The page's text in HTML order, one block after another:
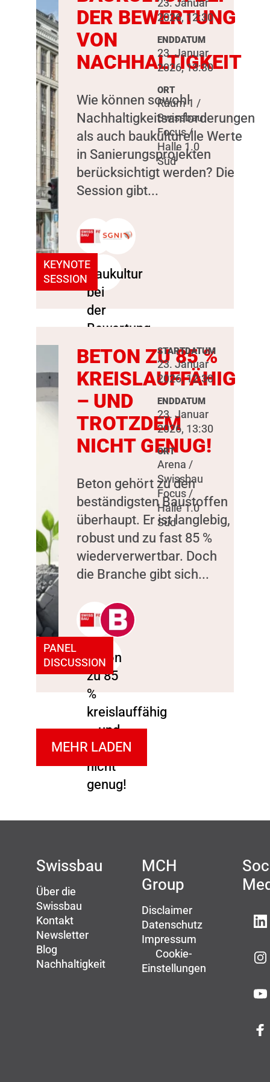
KEYNOTE
SESSION
DER BEWERTUNG
VON
NACHHALTIGKEIT
Wie können sowohl
Nachhaltigkeitsanforderungen
als auch baukulturelle Werte
in Sanierungsprojekten
berücksichtigt werden? Die
Session gibt...
23. Januar
2026, 12:30
ENDDATUM
23. Januar
2026, 13:30
ORT
Raum 1 /
Swissbau
Focus /
Halle 1.0
Süd
PANEL
DISCUSSION
BETON ZU 85 %
KREISLAUFFÄHIG
– UND
TROTZDEM
NICHT GENUG!
Beton gehört zu den
beständigsten Baustoffen
überhaupt. Er ist langlebig,
robust und zu fast 85 %
wiederverwertbar. Doch
die Branche gibt sich...
STARTDATUM
23. Januar
2026, 12:30
ENDDATUM
23. Januar
2026, 13:30
ORT
Arena /
Swissbau
Focus /
Halle 1.0
Süd
MEHR LADEN
Swissbau
Über die
Swissbau
Kontakt
Newsletter
Blog
Nachhaltigkeit
MCH
Group
Disclaimer
Datenschutz
Impressum
Cookie-
Einstellungen